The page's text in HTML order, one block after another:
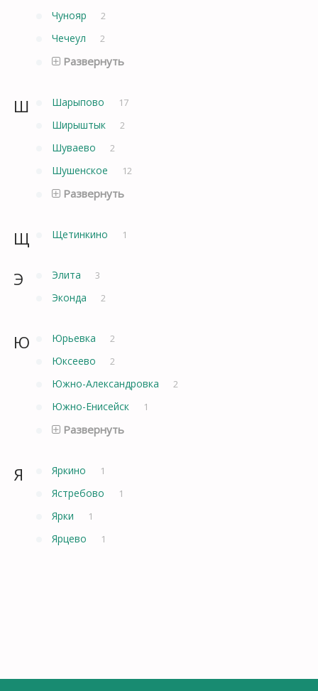
Чунояр 2
Чечеул 2
Развернуть
Ш Шарыпово 17
Ширыштык 2
Шуваево 2
Шушенское 12
Развернуть
Щ Щетинкино 1
Э Элита 3
Эконда 2
Ю Юрьевка 2
Юксеево 2
Южно-Александровка 2
Южно-Енисейск 1
Развернуть
Я Яркино 1
Ястребово 1
Ярки 1
Ярцево 1